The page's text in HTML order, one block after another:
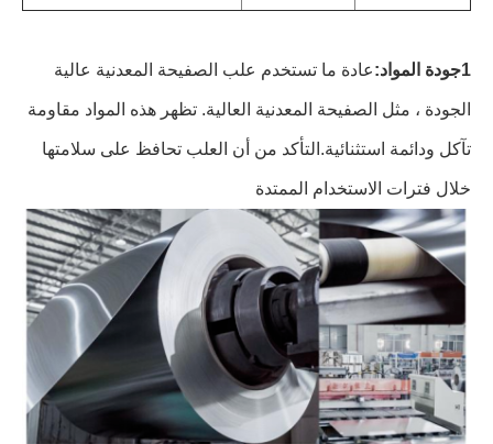
1جودة المواد: عادة ما تستخدم علب الصفيحة المعدنية عالية
الجودة ، مثل الصفيحة المعدنية العالية. تظهر هذه المواد مقاومة
تآكل ودائمة استثنائية.التأكد من أن العلب تحافظ على سلامتها
خلال فترات الاستخدام الممتدة